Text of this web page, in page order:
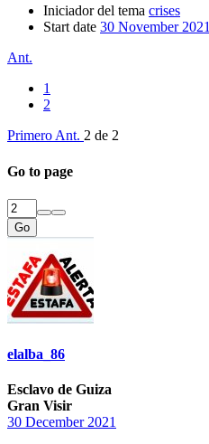
Iniciador del tema crises
Start date 30 November 2021
Ant.
1
2
Primero Ant. 2 de 2
Go to page
Go
elalba_86
Esclavo de Guiza
Gran Visir
30 December 2021